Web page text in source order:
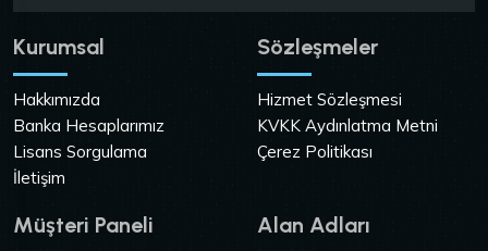
Kurumsal
Hakkımızda
Banka Hesaplarımız
Lisans Sorgulama
İletişim
Sözleşmeler
Hizmet Sözleşmesi
KVKK Aydınlatma Metni
Çerez Politikası
Müşteri Paneli Alan Adları